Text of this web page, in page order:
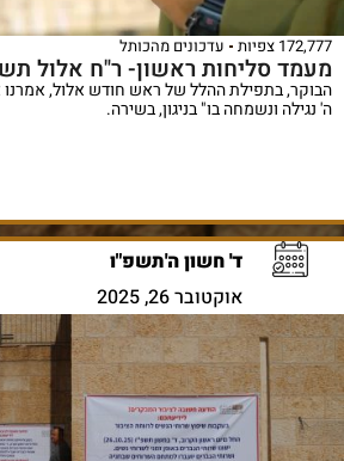
172,777 צפיות עדכונים מהכותל
מעמד סליחות ראשון- ר"ח אלול תשפ"ה
הבוקר, בתפילת ההלל של ראש חודש אלול,
ה' נגילה ונשמחה בו" בניגון, בשירה.
ד' חשון ה'תשפ"ו
אוקטובר 26, 2025